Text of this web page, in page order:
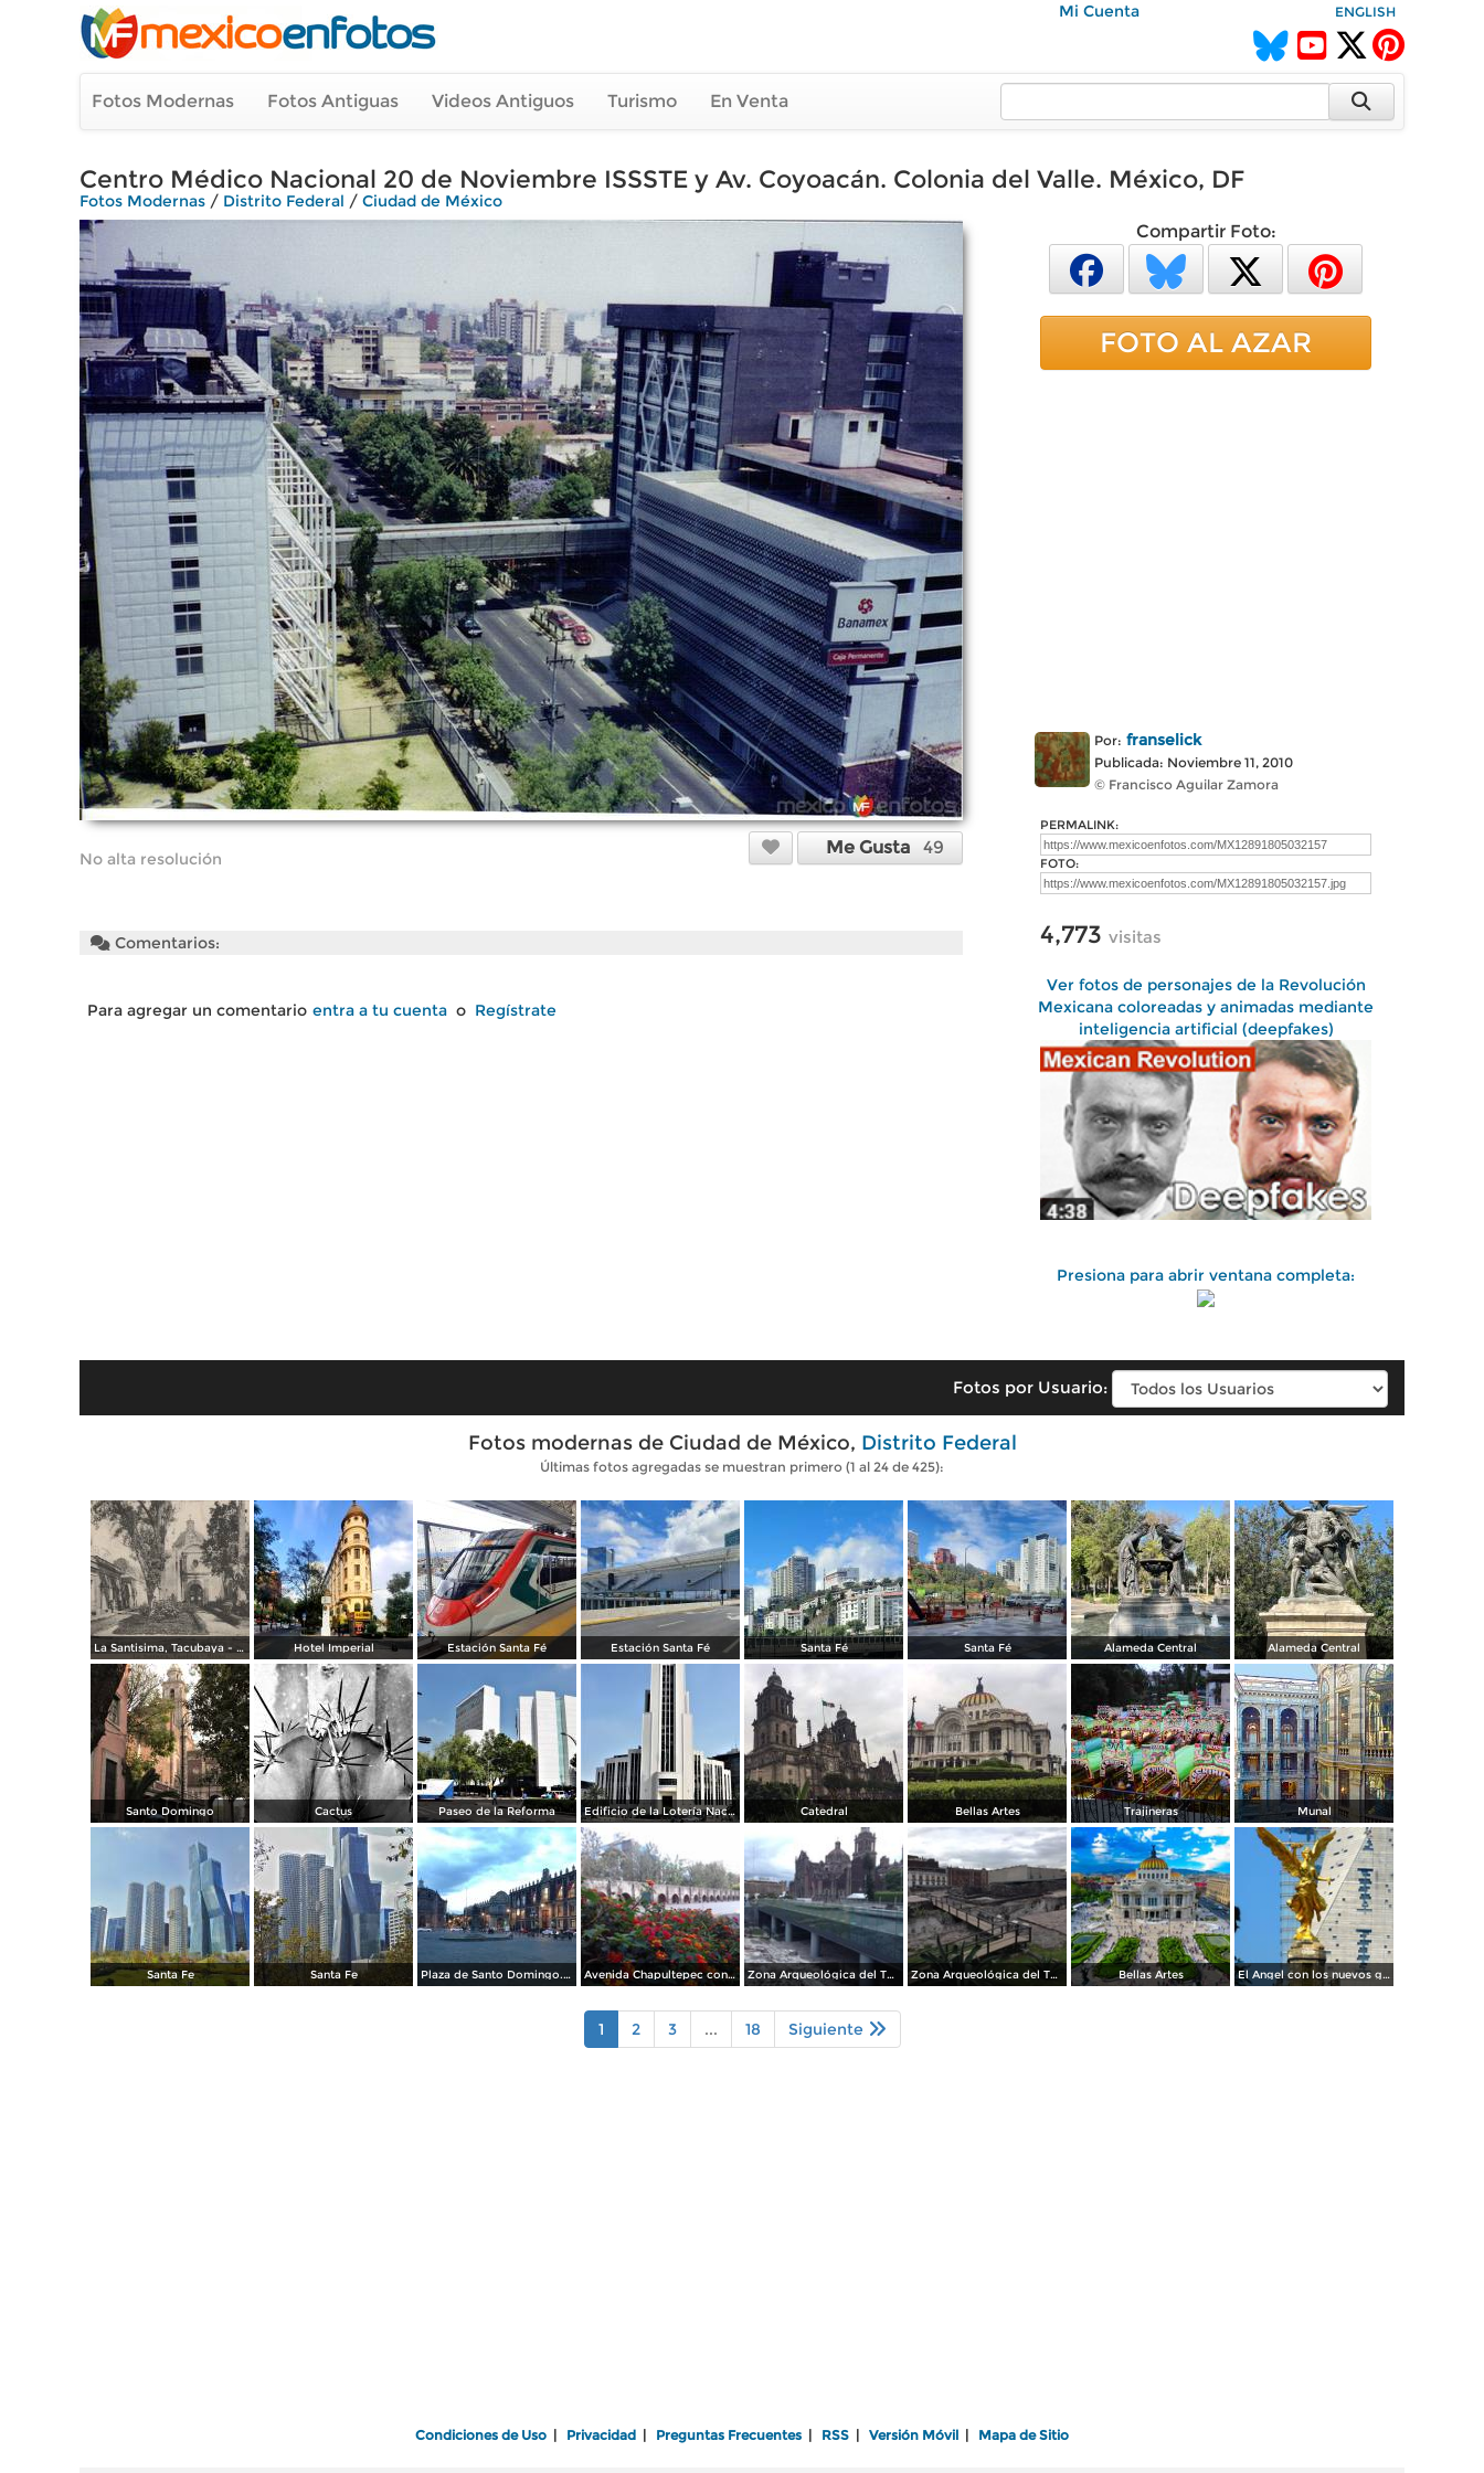
Mi Cuenta ENGLISH
Fotos Modernas Fotos Antiguas Videos Antiguos Turismo En Venta
Centro Médico Nacional 20 de Noviembre ISSSTE y Av. Coyoacán. Colonia del Valle. México, DF
Fotos Modernas / Distrito Federal / Ciudad de México
No alta resolución
Me Gusta 49
Comentarios:
Para agregar un comentario entra a tu cuenta o Regístrate
Compartir Foto:
FOTO AL AZAR
Por: franselick
Publicada: Noviembre 11, 2010
© Francisco Aguilar Zamora
PERMALINK:
FOTO:
4,773 visitas
Ver fotos de personajes de la Revolución
Mexicana coloreadas y animadas mediante
inteligencia artificial (deepfakes)
Presiona para abrir ventana completa:
Fotos por Usuario:
Fotos modernas de Ciudad de México, Distrito Federal
Últimas fotos agregadas se muestran primero (1 al 24 de 425):
La Santisima, Tacubaya - México Hotel Imperial Estación Santa Fé Estación Santa Fé Santa Fé Santa Fé Alameda Central Alameda Central
Santo Domingo Cactus Paseo de la Reforma Edificio de la Lotería Nacional Catedral Bellas Artes Trajineras Munal
Santa Fe Santa Fe Plaza de Santo Domingo. Julio/208 Avenida Chapultepec con el acueducto. Julio/2018 Zona Arqueológica del Templo Mayor. Junio/2018 Zona Arqueológica del Templo Mayor. Junio/2018 Bellas Artes El Angel con los nuevos guardianes de reforma.
1 2 3 ... 18 Siguiente
Condiciones de Uso Privacidad Preguntas Frecuentes RSS Versión Móvil Mapa de Sitio